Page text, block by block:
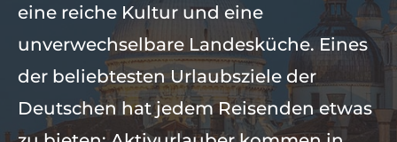
eine reiche Kultur und eine
unverwechselbare Landesküche. Eines
der beliebtesten Urlaubsziele der
Deutschen hat jedem Reisenden etwas